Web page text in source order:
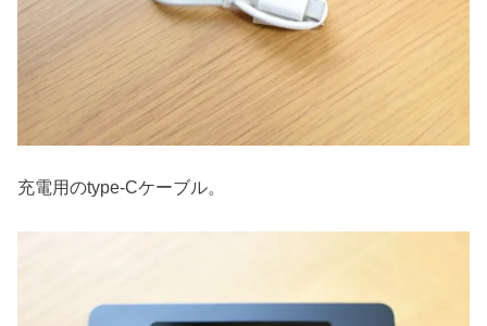
充電用のtype-Cケーブル。